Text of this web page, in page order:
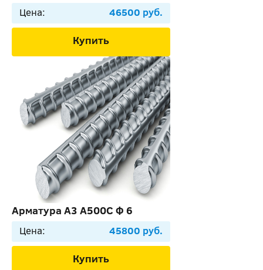
Цена: 46500 руб.
Купить
Арматура А3 А500С Ф 6
Цена: 45800 руб.
Купить